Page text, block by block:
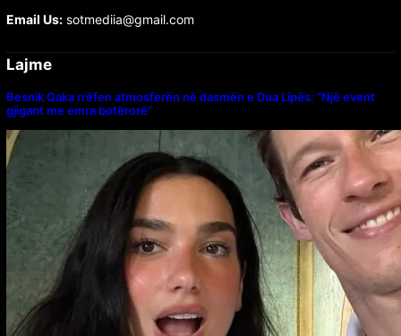
Email Us:sotmediia@gmail.com
Lajme
Besnik Qaka rrëfen atmosferën në dasmën e Dua Lipës: “Një event
gjigant me emra botërorë”